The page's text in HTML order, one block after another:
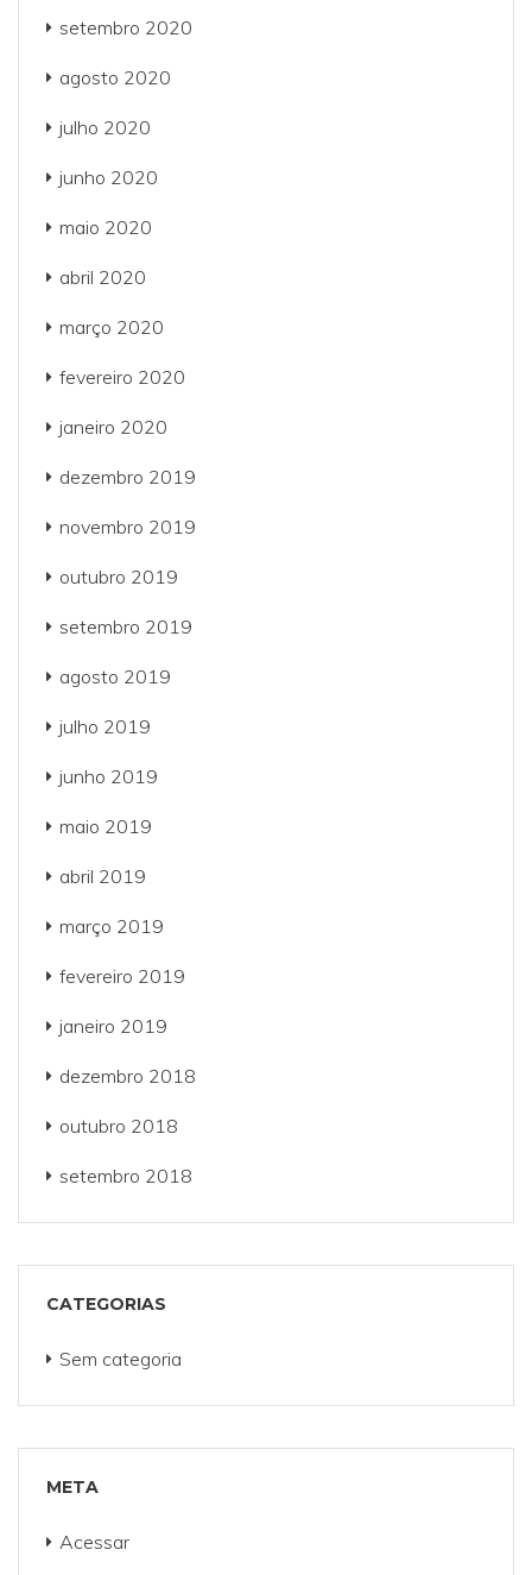
setembro 2020
agosto 2020
julho 2020
junho 2020
maio 2020
abril 2020
março 2020
fevereiro 2020
janeiro 2020
dezembro 2019
novembro 2019
outubro 2019
setembro 2019
agosto 2019
julho 2019
junho 2019
maio 2019
abril 2019
março 2019
fevereiro 2019
janeiro 2019
dezembro 2018
outubro 2018
setembro 2018
CATEGORIAS
Sem categoria
META
Acessar